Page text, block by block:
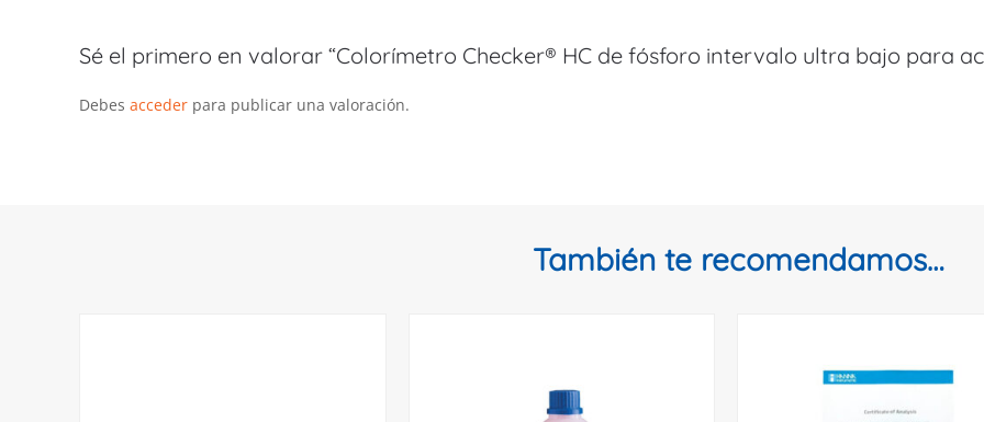
Sé el primero en valorar “Colorímetro Checker® HC de fósforo intervalo ultra bajo para
Debes acceder para publicar una valoración.
También te recomendamos…